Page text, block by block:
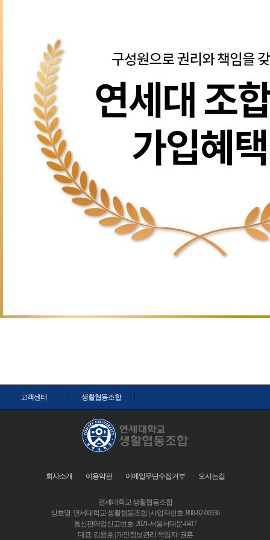
고객센터 생활협동조합
회사소개 이용약관 이메일무단수집거부 오시는길
연세대학교 생활협동조합
상호명: 연세대학교 생활협동조합 | 사업자번호: 890-82-00336
통신판매업신고번호: 2021-서울서대문-0417
대표: 김용호 | 개인정보관리 책임자: 권훈